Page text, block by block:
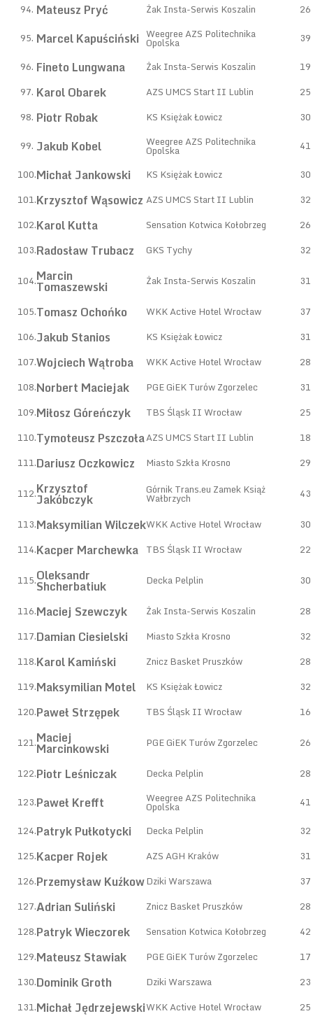
94. Mateusz Pryć Żak Insta-Serwis Koszalin
26
95. Marcel Kapuściński Weegree AZS Politechnika
Opolska
39
96. Fineto Lungwana Żak Insta-Serwis Koszalin
19
97. Karol Obarek AZS UMCS Start II Lublin
25
98. Piotr Robak KS Księżak Łowicz
30
99. Jakub Kobel Weegree AZS Politechnika
Opolska
41
100.Michał Jankowski KS Księżak Łowicz
30
101.Krzysztof Wąsowicz AZS UMCS Start II Lublin
32
102.Karol Kutta Sensation Kotwica Kołobrzeg
26
103.Radosław Trubacz GKS Tychy
32
104.Marcin
Tomaszewski Żak Insta-Serwis Koszalin
31
105.Tomasz Ochońko WKK Active Hotel Wrocław
37
106.Jakub Stanios KS Księżak Łowicz
31
107.Wojciech Wątroba WKK Active Hotel Wrocław
28
108.Norbert Maciejak PGE GiEK Turów Zgorzelec
31
109.Miłosz Góreńczyk TBS Śląsk II Wrocław
25
110.Tymoteusz PszczołaAZS UMCS Start II Lublin
18
111.Dariusz Oczkowicz Miasto Szkła Krosno
29
112.Krzysztof
Jakóbczyk
Górnik Trans.eu Zamek Książ
Wałbrzych
43
113.Maksymilian WilczekWKK Active Hotel Wrocław
30
114.Kacper Marchewka TBS Śląsk II Wrocław
22
115.Oleksandr
Shcherbatiuk Decka Pelplin
30
116.Maciej Szewczyk Żak Insta-Serwis Koszalin
28
117.Damian Ciesielski Miasto Szkła Krosno
32
118.Karol Kamiński Znicz Basket Pruszków
28
119.Maksymilian Motel KS Księżak Łowicz
32
120.Paweł Strzępek TBS Śląsk II Wrocław
16
121.Maciej
Marcinkowski PGE GiEK Turów Zgorzelec
26
122.Piotr Leśniczak Decka Pelplin
28
123.Paweł Krefft Weegree AZS Politechnika
Opolska
41
124.Patryk Pułkotycki Decka Pelplin
32
125.Kacper Rojek AZS AGH Kraków
31
126.Przemysław KuźkowDziki Warszawa
37
127.Adrian Suliński Znicz Basket Pruszków
28
128.Patryk Wieczorek Sensation Kotwica Kołobrzeg
42
129.Mateusz Stawiak PGE GiEK Turów Zgorzelec
17
130.Dominik Groth Dziki Warszawa
23
131.Michał JędrzejewskiWKK Active Hotel Wrocław
25